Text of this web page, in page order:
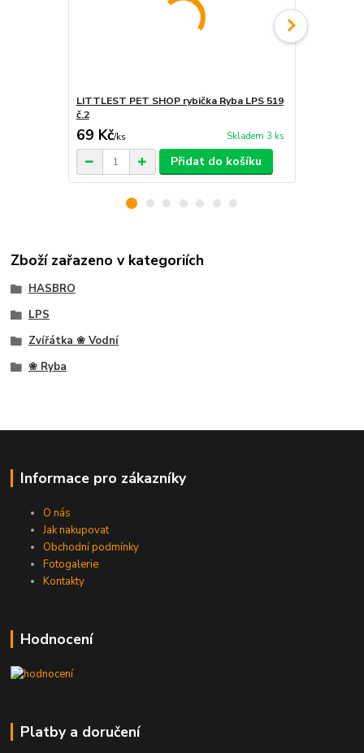
LITTLEST PET SHOP rybička Ryba LPS 519
č.2
69 Kč/ks Skladem 3 ks
Přidat do košíku
Zboží zařazeno v kategoriích
HASBRO
LPS
Zvířátka ❀ Vodní
❀ Ryba
Informace pro zákazníky
O nás
Jak nakupovat
Obchodní podmínky
Fotogalerie
Kontakty
Hodnocení
Platby a doručení